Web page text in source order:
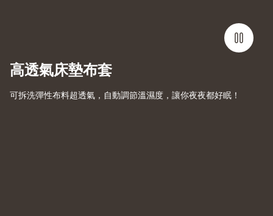
高透氣床墊布套
可拆洗彈性布料超透氣，自動調節溫濕度，讓你夜夜都好眠！